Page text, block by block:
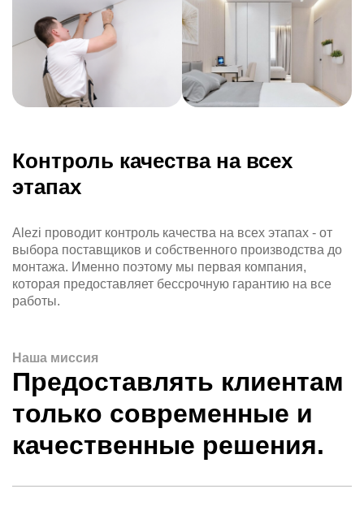
Контроль качества на всех
этапах
Alezi проводит контроль качества на всех этапах - от
выбора поставщиков и собственного производства до
монтажа. Именно поэтому мы первая компания,
которая предоставляет бессрочную гарантию на все
работы.
Наша миссия
Предоставлять клиентам
только современные и
качественные решения.